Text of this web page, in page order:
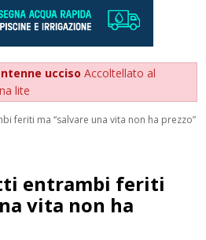
uccisoAccoltellato al
lite
feriti ma “salvare una vita non ha prezzo”
entrambi feriti
vita non ha